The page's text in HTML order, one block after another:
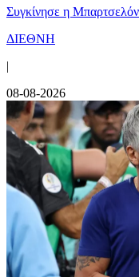
Συγκίνησε η
ΔΙΕΘΝΗ
|
08-08-2026